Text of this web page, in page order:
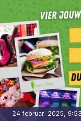
24 februari 2025,